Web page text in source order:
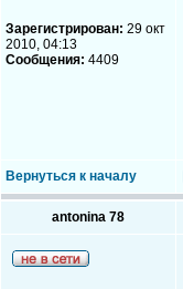
Зарегистрирован: 29 окт
2010, 04:13
Сообщения: 4409
Вернуться к началу
antonina 78